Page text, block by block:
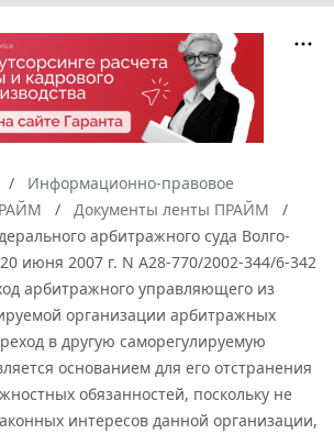
Информационно-правовое
Документы ленты ПРАЙМ
арбитражного суда Волго-
20 июня 2007 г. N А28-770/2002-344/6-342
арбитражного управляющего из
организации арбитражных
в другую саморегулируемую
основанием для его отстранения
обязанностей, поскольку не
интересов данной организации,